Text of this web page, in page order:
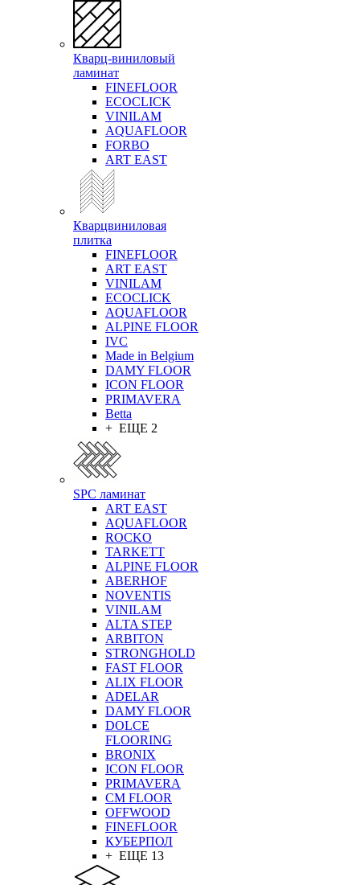
Кварц-виниловый
ламинат
FINEFLOOR
ECOCLICK
VINILAM
AQUAFLOOR
FORBO
ART EAST
Кварцвиниловая
плитка
FINEFLOOR
ART EAST
VINILAM
ECOCLICK
AQUAFLOOR
ALPINE FLOOR
IVC
Made in Belgium
DAMY FLOOR
ICON FLOOR
PRIMAVERA
Betta
+ ЕЩЕ 2
SPC ламинат
ART EAST
AQUAFLOOR
ROCKO
TARKETT
ALPINE FLOOR
ABERHOF
NOVENTIS
VINILAM
ALTA STEP
ARBITON
STRONGHOLD
FAST FLOOR
ALIX FLOOR
ADELAR
DAMY FLOOR
DOLCE
FLOORING
BRONIX
ICON FLOOR
PRIMAVERA
CM FLOOR
OFFWOOD
FINEFLOOR
КУБЕРПОЛ
+ ЕЩЕ 13